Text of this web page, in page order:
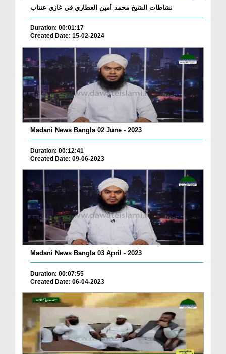
نشاطات الشيخ محمد أمين العطاري في غازي عنتاب
Duration: 00:01:17
Created Date: 15-02-2024
Madani News Bangla 02 June - 2023
Duration: 00:12:41
Created Date: 09-06-2023
Madani News Bangla 03 April - 2023
Duration: 00:07:55
Created Date: 06-04-2023